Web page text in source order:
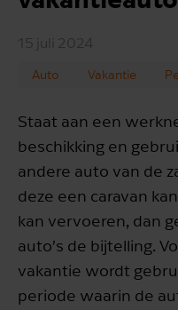
15 juli 2024
Auto Vakantie
Staat aan een
beschikking en
andere auto van de
deze een caravan
kan vervoeren, dan
auto’s de bijtelling.
vakantie wordt
periode waarin de